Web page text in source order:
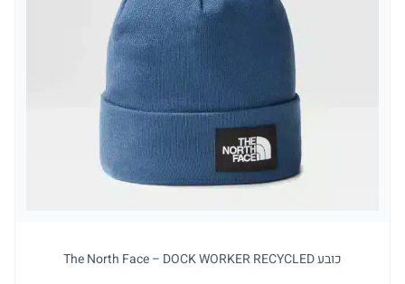
כובע The North Face – DOCK WORKER RECYCLED